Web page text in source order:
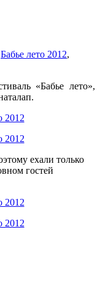
Бабье лето 2012,
«Бабье лето»,
ехали только
гостей